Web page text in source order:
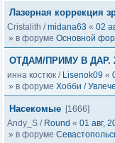
Лазерная коррекция
Cristalith /midana63 « 02
» в форуме Основной
ОТДАМ/ПРИМУ В ДАР.
инна костюк / Lisenok09 «
» в форуме Хобби /
Насекомые [1666]
Andy_S / Round « 01 авг,
» в форуме